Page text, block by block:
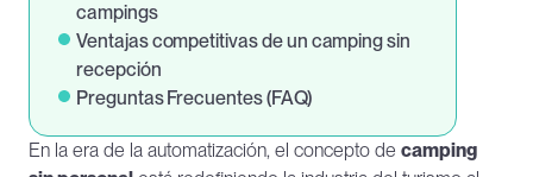
campings
Ventajas competitivas de un camping sin
recepción
Preguntas Frecuentes (FAQ)
En la era de la automatización, el concepto de camping